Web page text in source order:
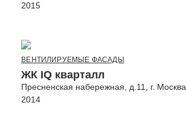
2015
ВЕНТИЛИРУЕМЫЕ ФАСАДЫ
ЖК IQ кварталл
Пресненская набережная, д.11, г. Москва
2014